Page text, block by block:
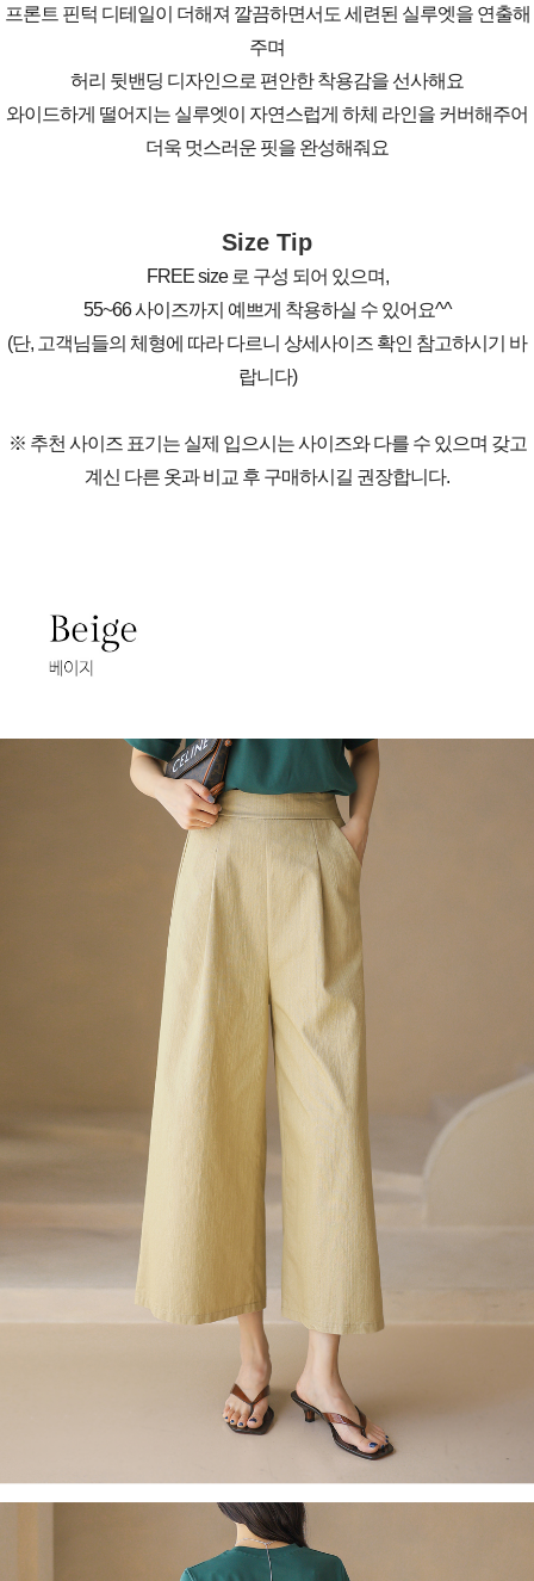
프론트 핀턱 디테일이 더해져 깔끔하면서도 세련된 실루엣을 연출해
주며
허리 뒷밴딩 디자인으로 편안한 착용감을 선사해요
와이드하게 떨어지는 실루엣이 자연스럽게 하체 라인을 커버해주어
더욱 멋스러운 핏을 완성해줘요
Size Tip
FREE size 로 구성 되어 있으며,
55~66 사이즈까지 예쁘게 착용하실 수 있어요^^
(단, 고객님들의 체형에 따라 다르니 상세사이즈 확인 참고하시기 바
랍니다)
※ 추천 사이즈 표기는 실제 입으시는 사이즈와 다를 수 있으며 갖고
계신 다른 옷과 비교 후 구매하시길 권장합니다.